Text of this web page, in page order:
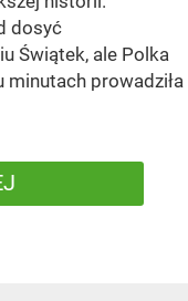
dosyć
Świątek, ale Polka
prowadziła